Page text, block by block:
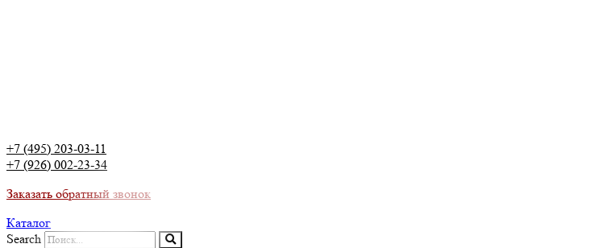
+7 (495) 203-03-11
+7 (926) 002-23-34
Заказать обратный звонок
Каталог
Search